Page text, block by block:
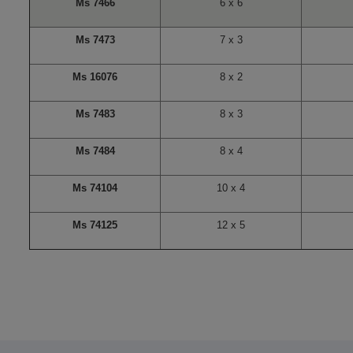
Ms 7466 6 x 6
Ms 7473 7 x 3
Ms 16076 8 x 2
Ms 7483 8 x 3
Ms 7484 8 x 4
Ms 74104 10 x 4
Ms 74125 12 x 5